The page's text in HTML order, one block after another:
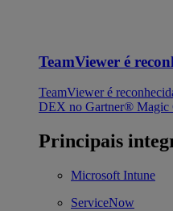
TeamViewer é
TeamViewer é
DEX no Gartner® Magic
Principais
Microsoft Intune
ServiceNow